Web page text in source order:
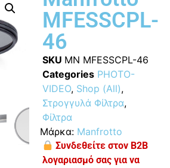
MFESSCPL-
46
SKU MN MFESSCPL-46
Categories PHOTO-
VIDEO, Shop (All),
Στρογγυλά Φίλτρα,
Φίλτρα
Μάρκα: Manfrotto
Συνδεθείτε στον B2B
λογαριασμό σας για να